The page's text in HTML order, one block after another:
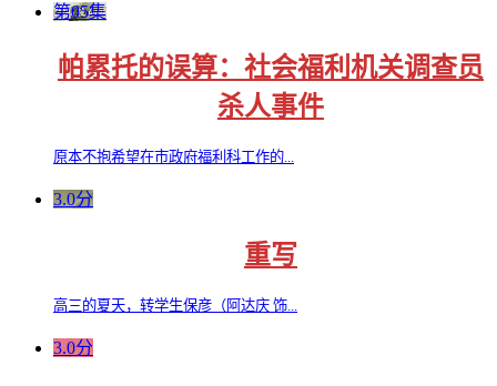
第05集
帕累托的误算：社会福利机关调查员
杀人事件
原本不抱希望在市政府福利科工作的...
3.0分
重写
高三的夏天，转学生保彦（阿达庆 饰...
3.0分